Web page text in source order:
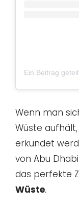
Ein Beitrag
Wenn man
Wüste
erkundet
von Abu
das perfekte
Wüste.